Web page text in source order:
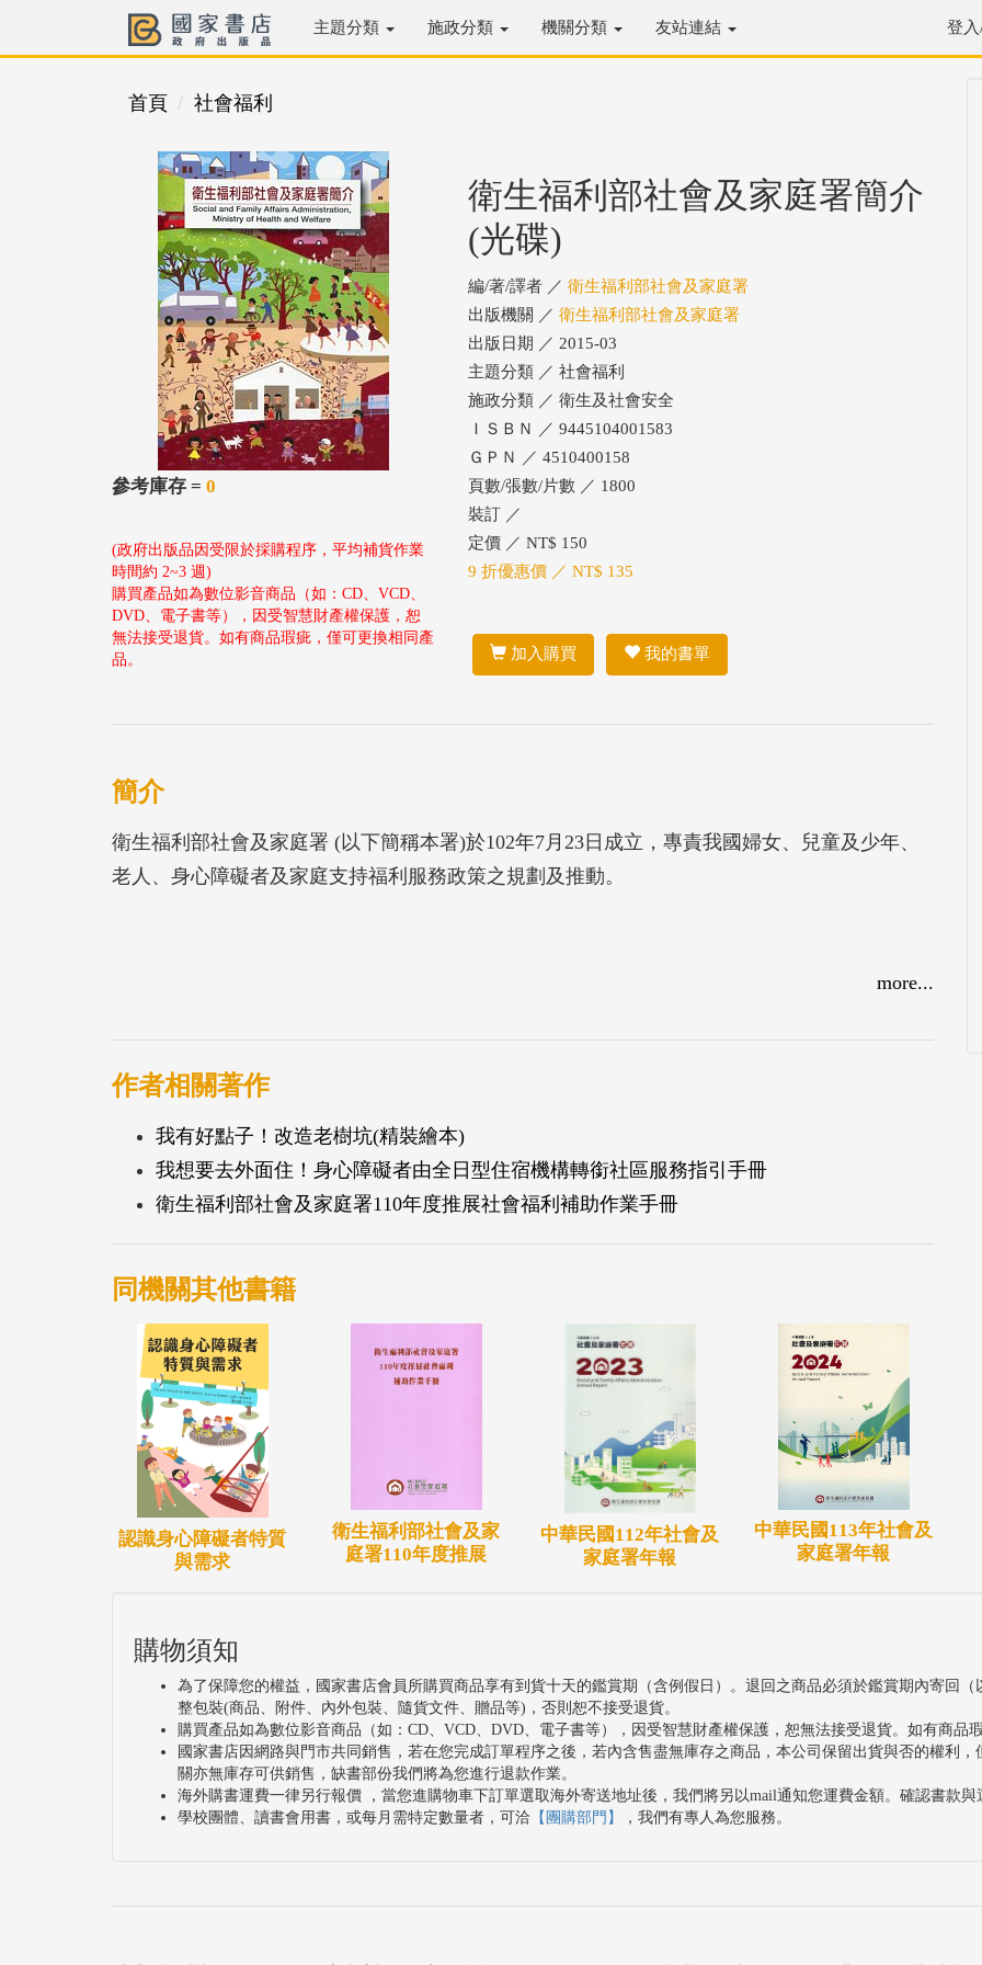
主題分類 施政分類 機關分類 友站連結 登
首頁 社會福利
參考庫存 = 0
(政府出版品因受限於採購程序，平均補貨作業
時間約 2~3 週)
購買產品如為數位影音商品（如：CD、VCD、
DVD、電子書等），因受智慧財產權保護，恕
無法接受退貨。如有商品瑕疵，僅可更換相同產
品。
衛生福利部社會及家庭署簡介
(光碟)
編/著/譯者 ／ 衛生福利部社會及家庭署
出版機關 ／ 衛生福利部社會及家庭署
出版日期 ／ 2015-03
主題分類 ／ 社會福利
施政分類 ／ 衛生及社會安全
ＩＳＢＮ ／ 9445104001583
ＧＰＮ ／ 4510400158
頁數/張數/片數 ／ 1800
裝訂 ／
定價 ／ NT$ 150
9 折優惠價 ／ NT$ 135
加入購買 我的書單
簡介
衛生福利部社會及家庭署 (以下簡稱本署)於102年7月23日成立，專責我國婦女、兒童及少年、
老人、身心障礙者及家庭支持福利服務政策之規劃及推動。
more...
作者相關著作
我有好點子！改造老樹坑(精裝繪本)
我想要去外面住！身心障礙者由全日型住宿機構轉銜社區服務指引手冊
衛生福利部社會及家庭署110年度推展社會福利補助作業手冊
同機關其他書籍
認識身心障礙者特質
與需求
衛生福利部社會及家
庭署110年度推展
中華民國112年社會及
家庭署年報
中華民國113年社會及
家庭署年報
購物須知
為了保障您的權益，國家書店會員所購買商品享有到貨十天的鑑賞期（含例假日）。退回之商品必須於鑑賞期內寄回
整包裝(商品、附件、內外包裝、隨貨文件、贈品等)，否則恕不接受退貨。
購買產品如為數位影音商品（如：CD、VCD、DVD、電子書等），因受智慧財產權保護，恕無法接受退貨。如有商品
國家書店因網路與門市共同銷售，若在您完成訂單程序之後，若內含售盡無庫存之商品，本公司保留出貨與否的權利
關亦無庫存可供銷售，缺書部份我們將為您進行退款作業。
海外購書運費一律另行報價 ，當您進購物車下訂單選取海外寄送地址後，我們將另以mail通知您運費金額。確認書款
學校團體、讀書會用書，或每月需特定數量者，可洽 【團購部門】 ，我們有專人為您服務。